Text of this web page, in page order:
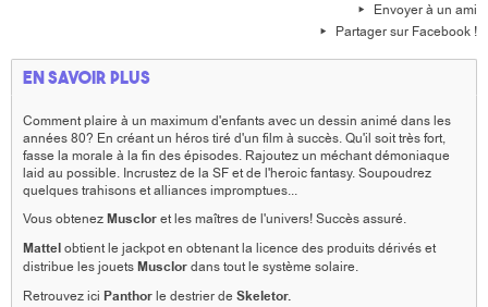
Envoyer à un ami
Partager sur Facebook !
En savoir plus
Comment plaire à un maximum d'enfants avec un dessin animé dans les
années 80? En créant un héros tiré d'un film à succès. Qu'il soit très fort,
fasse la morale à la fin des épisodes. Rajoutez un méchant démoniaque
laid au possible. Incrustez de la SF et de l'heroic fantasy. Soupoudrez
quelques trahisons et alliances impromptues...
Vous obtenezMuscloret les maîtres de l'univers! Succès assuré.
Mattelobtient le jackpot en obtenant la licence des produits dérivés et
distribue les jouetsMusclordans tout le système solaire.
Retrouvez ici Panthorle destrier deSkeletor.